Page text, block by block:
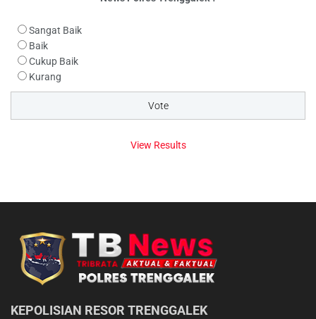
Sangat Baik
Baik
Cukup Baik
Kurang
View Results
KEPOLISIAN RESOR TRENGGALEK